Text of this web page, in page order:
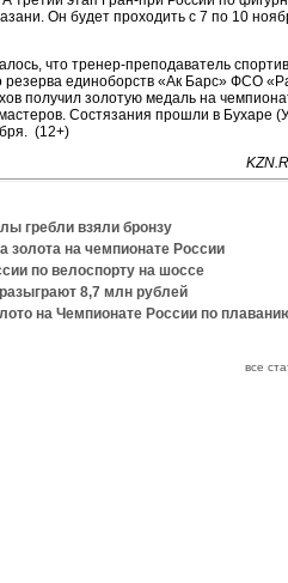
Он будет проходить с 7 по 10
что тренер-преподаватель
резерва единоборств «Ак Барс» ФСО
получил золотую медаль на
Состязания прошли в Бухаре
(12+)
гребли взяли бронзу
золота на чемпионате России
по велоспорту на шоссе
8,7 млн рублей
на Чемпионате России по
все